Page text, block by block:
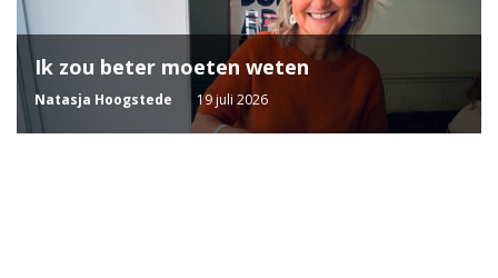
Ik zou beter moeten weten
Natasja Hoogstede 19 juli 2026